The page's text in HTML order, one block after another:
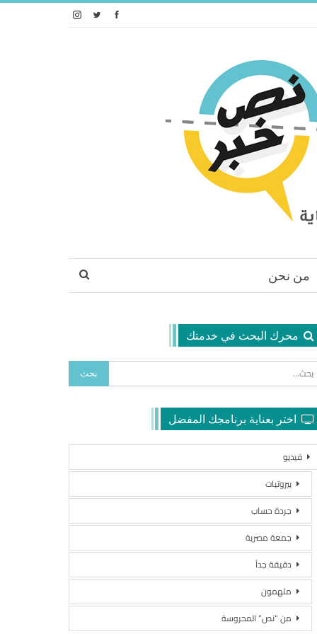
من نحن
محرك البحث في خدمتك
اختر بعناية برنامجك المفضل
فيديو
بيروتيات
جردة حساب
جمعة مصرية
دقيقة جداً
ملهمون
من “نص” المحروسة